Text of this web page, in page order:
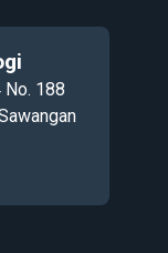
No. 188